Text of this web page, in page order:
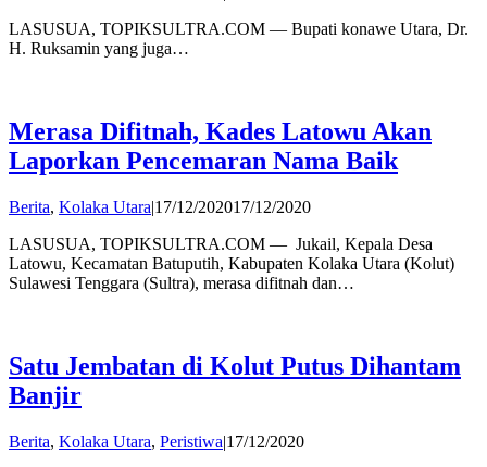
LASUSUA, TOPIKSULTRA.COM — Bupati konawe Utara, Dr.
H. Ruksamin yang juga…
Merasa Difitnah, Kades Latowu Akan
Laporkan Pencemaran Nama Baik
Berita, Kolaka Utara|17/12/202017/12/2020by
LASUSUA, TOPIKSULTRA.COM — Jukail, Kepala Desa
Latowu, Kecamatan Batuputih, Kabupaten Kolaka Utara (Kolut)
Sulawesi Tenggara (Sultra), merasa difitnah dan…
Satu Jembatan di Kolut Putus Dihantam
Banjir
Berita, Kolaka Utara, Peristiwa|17/12/2020by